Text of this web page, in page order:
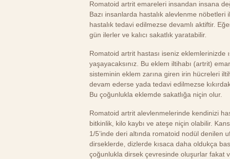
Romatoid artrit emareleri insandan insana
Bazı insanlarda hastalık alevlenme nöbetleri
hastalık tedavi edilmezse devamlı aktiftir.
gün ilerler ve kalıcı sakatlık yaratabilir.
Romatoid artrit hastası iseniz eklemlerinizde
yaşayacaksınız. Bu eklem iltihabı (artrit)
sisteminin eklem zarına giren irin hücreleri
devam ederse yada tedavi edilmezse
Bu çoğunlukla eklemde sakatlığa niçin olur.
Romatoid artrit alevlenmelerinde kendinizi
bitkinlik, kilo kaybı ve ateşe niçin olabilir.
1/5’inde deri altında romatoid nodül denilen
dirseklerde, dizlerde kısaca daha oldukça
çoğunlukla dirsek çevresinde oluşurlar fakat